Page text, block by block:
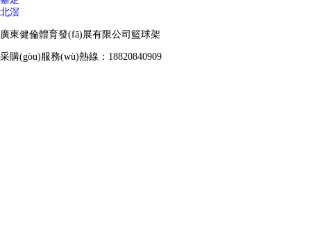
北滘
廣東健倫體育發(fā)展有限公司籃球架
采購(gòu)服務(wù)熱線：18820840909